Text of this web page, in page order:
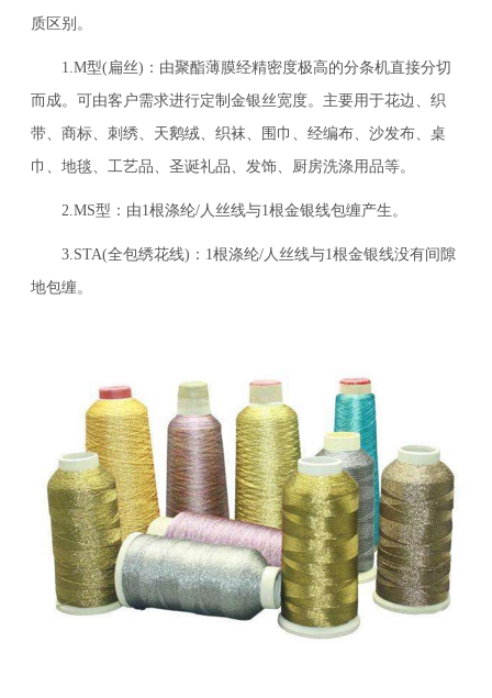
质区别。
1.M型(扁丝)：由聚酯薄膜经精密度极高的分条机直接分切
而成。可由客户需求进行定制金银丝宽度。主要用于花边、织
带、商标、刺绣、天鹅绒、织袜、围巾、经编布、沙发布、桌
巾、地毯、工艺品、圣诞礼品、发饰、厨房洗涤用品等。
2.MS型：由1根涤纶/人丝线与1根金银线包缠产生。
3.STA(全包绣花线)：1根涤纶/人丝线与1根金银线没有间隙
地包缠。